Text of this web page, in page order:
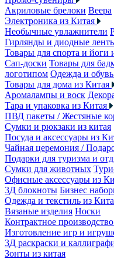
Акриловые брелоки Веера
Электроника из Китая
Необычные увлажнители
Гирлянды и диодные
Товары для спорта и йоги
Сап-доски Товары для
логотипом Одежда и
Товары для дома из Китая
Аромалампы и воск
Тара и упаковка из Китая
ПВД пакеты / Жестяные
Сумки и рюкзаки из китая
Посуда и аксессуары из
Чайная церемония /
Подарки для туризма и
Сумки для животных
Офисные аксессуары из
3Д блокноты Бизнес
Одежда и текстиль из
Вязаные изделия Носки
Контрактное
Изготовление игр и
3Д раскраски и
Зонты из китая